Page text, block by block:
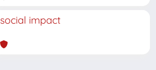
social impact